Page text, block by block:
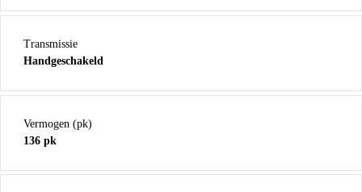
Transmissie
Handgeschakeld
Vermogen (pk)
136 pk